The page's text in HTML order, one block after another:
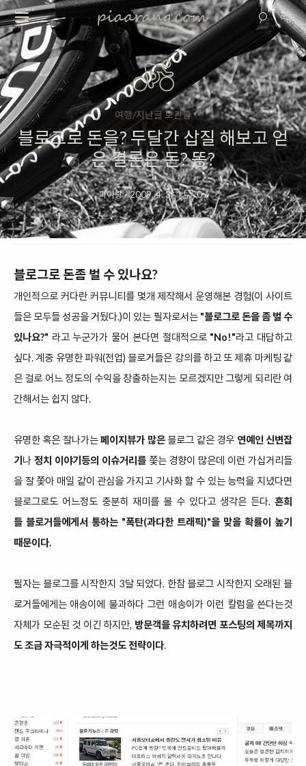
여행/지난글 보관함
블로그로 돈을? 두달간 삽질 해보고 얻
은 결론은 돈? 똥?
피아랑·2009. 4. 3· 0/
블로그로 돈좀 벌 수 있나요?
개인적으로 커다란 커뮤니티를 몇개 제작해서 운영해본 경험(이 사이트
들은 모두들 성공을 거뒀다.)이 있는 필자로서는 "블로그로 돈을 좀 벌 수
있나요?" 라고 누군가가 물어 본다면 절대적으로"No!"라고 대답하고
싶다. 계중 유명한 파워(전업) 블로거들은 강의를 하고 또 제휴 마케팅 같
은 걸로 어느 정도의 수익을 창출하는지는 모르겠지만 그렇게 되리란 여
간해서는 쉽지 않다.
유명한 혹은 잘나가는페이지뷰가 많은 블로그 같은 경우 연예인 신변잡
기 나 정치 이야기등의 이슈거리를 쫓는 경향이 많은데 이런 가십거리들
을 잘 쫓아 매일 같이 관심을 가지고 기사화 할 수 있는 능력을 지녔다면
블로그로도 어느정도 충분히 재미를 볼 수 있다고 생각은 든다. 흔희
들 블로거들에게서 통하는 "폭탄(과다한 트래픽)"을 맞을 확률이 높기
때문이다.
필자는 블로그를 시작한지 3달 되었다. 한참 블로그 시작한지 오래된 블
로거들에게는 애송이에 불과하다 그런 애송이가 이런 칼럼을 쓴다는것
자체가 모순된 것 이긴 하지만, 방문객을 유치하려면 포스팅의 제목까지
도 조금 자극적이게 하는것도 전략이다.